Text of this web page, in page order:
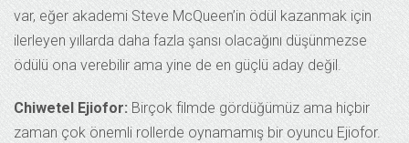
var, eğer akademi Steve McQueen’in ödül kazanmak için
ilerleyen yıllarda daha fazla şansı olacağını düşünmezse
ödülü ona verebilir ama yine de en güçlü aday değil.
Chiwetel Ejiofor: Birçok filmde gördüğümüz ama hiçbir
zaman çok önemli rollerde oynamamış bir oyuncu Ejiofor.